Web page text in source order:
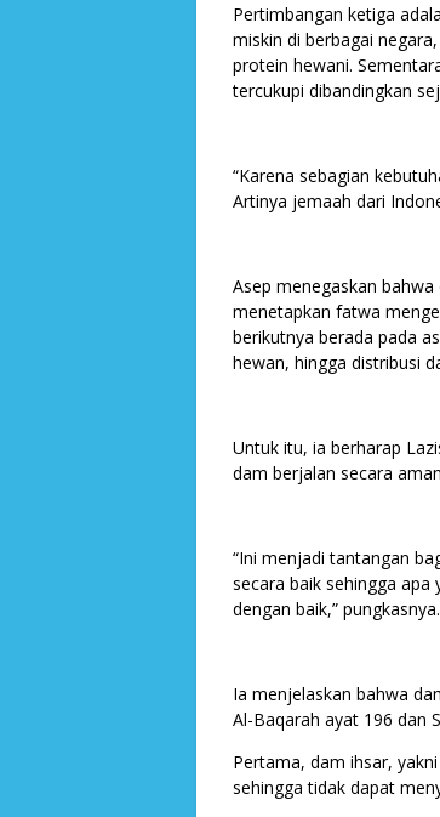
Pertimbangan ketiga
miskin di berbagai
protein hewani.
tercukupi dibandingkan
“Karena sebagian
Artinya jemaah dari
Asep menegaskan
menetapkan fatwa
berikutnya berada pada
hewan, hingga distribusi
Untuk itu, ia berharap
dam berjalan secara
“Ini menjadi tantangan
secara baik sehingga
dengan baik,”
Ia menjelaskan bahwa
Al-Baqarah ayat 196 dan
Pertama, dam ihsar,
sehingga tidak dapat